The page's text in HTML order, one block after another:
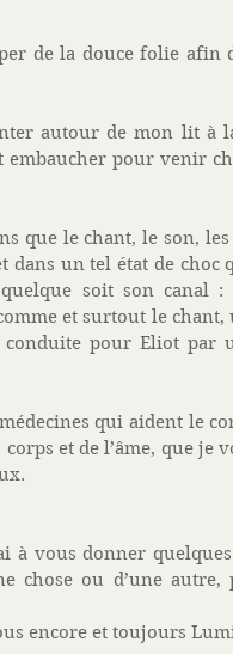
de la douce folie afin
autour de mon lit à
embaucher pour venir
que le chant, le son,
un tel état de choc
soit son canal
et surtout le chant,
pour Eliot par
qui aident le
et de l’âme, que
à vous donner
chose ou d’une
encore et toujours